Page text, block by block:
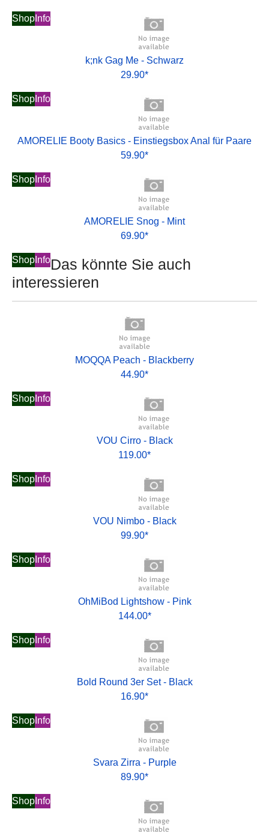
Shop Info
k;nk Gag Me - Schwarz
29.90*
Shop Info
AMORELIE Booty Basics - Einstiegsbox Anal für Paare
59.90*
Shop Info
AMORELIE Snog - Mint
69.90*
Shop InfoDas könnte Sie auch
interessieren
MOQQA Peach - Blackberry
44.90*
Shop Info
VOU Cirro - Black
119.00*
Shop Info
VOU Nimbo - Black
99.90*
Shop Info
OhMiBod Lightshow - Pink
144.00*
Shop Info
Bold Round 3er Set - Black
16.90*
Shop Info
Svara Zirra - Purple
89.90*
Shop Info